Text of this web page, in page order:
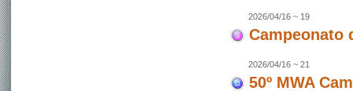
2026/04/16 ~ 19
Campeonato
2026/04/16 ~ 21
50º MWA